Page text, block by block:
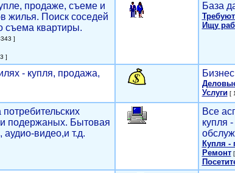
продаже, съеме и
жилья. Поиск соседей
съема квартиры.
]
]
База
Ищу
- купля, продажа,
Услуги[
подержаных. Бытовая
аудио-видео,и т.д.
Все
купля
Купля -
Ремонт[